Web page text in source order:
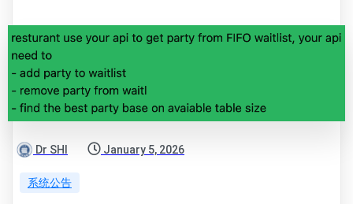
Dr SHI January 5, 2026
系统公告